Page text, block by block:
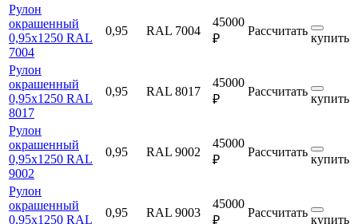
Рулон
окрашенный
0,95х1250 RAL
7004
0,95 RAL 7004
45000
₽
Рассчитать
купить
Рулон
окрашенный
0,95х1250 RAL
8017
0,95 RAL 8017
45000
₽
Рассчитать
купить
Рулон
окрашенный
0,95х1250 RAL
9002
0,95 RAL 9002
45000
₽
Рассчитать
купить
Рулон
окрашенный
0,95х1250 RAL
0,95 RAL 9003
45000
₽
Рассчитать
купить